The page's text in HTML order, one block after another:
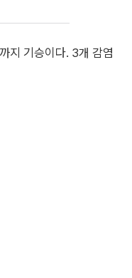
지 기승이다. 3개 감염